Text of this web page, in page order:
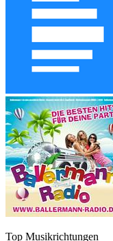
Top Musikrichtungen